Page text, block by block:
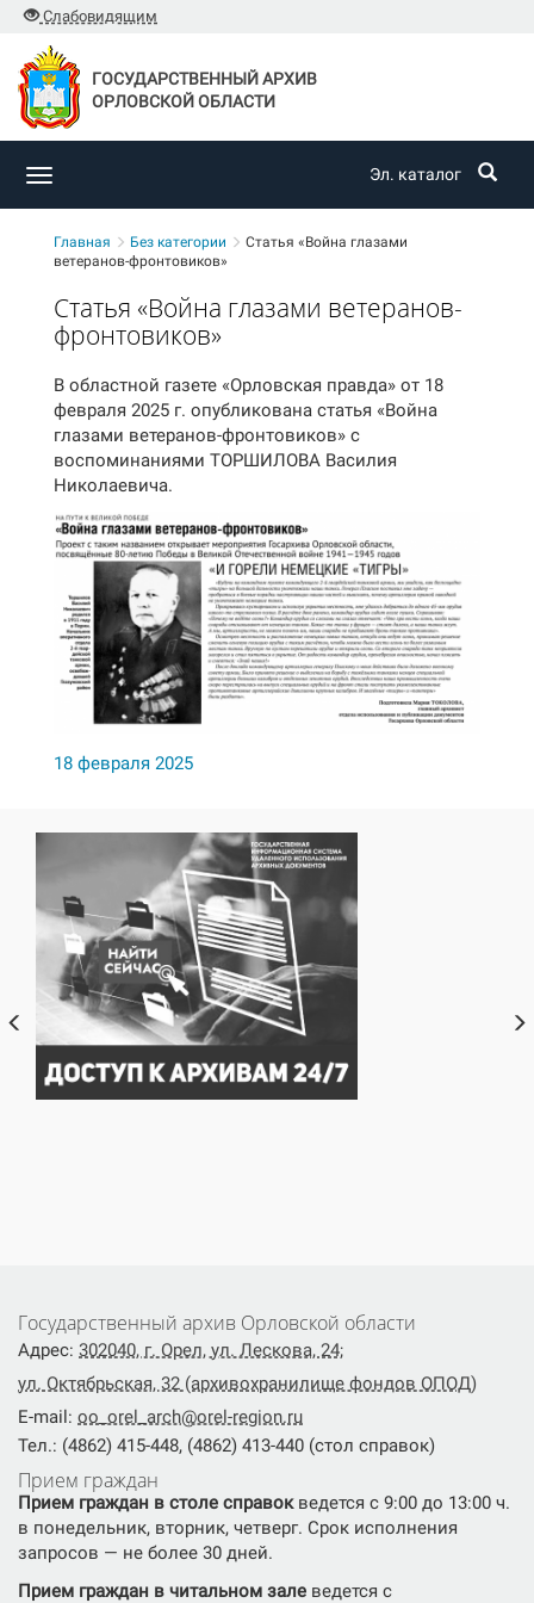
Слабовидящим
ГОСУДАРСТВЕННЫЙ АРХИВ
ОРЛОВСКОЙ ОБЛАСТИ
Toggle
Эл. каталог
Главная Без категории
Статья «Война глазами
ветеранов-фронтовиков»
Статья «Война глазами ветеранов-
фронтовиков»
В областной газете «Орловская правда» от 18
февраля 2025 г. опубликована статья «Война
глазами ветеранов-фронтовиков» с
воспоминаниями ТОРШИЛОВА Василия
Николаевича.
18 февраля 2025
Государственный архив Орловской области
Адрес: 302040, г. Орел, ул. Лескова, 24;
ул. Октябрьская, 32 (архивохранилище фондов ОПОД)
E-mail: oo_orel_arch@orel-region.ru
Тел.: (4862) 415-448, (4862) 413-440 (стол справок)
Прием граждан
Прием граждан в столе справокведется с 9:00 до 13:00 ч.
в понедельник, вторник, четверг. Срок исполнения
запросов — не более 30 дней.
Прием граждан в читальном зале ведется с